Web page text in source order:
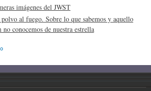
imágenes del JWST
al fuego. Sobre lo que sabemos y aquello
no conocemos de nuestra estrella